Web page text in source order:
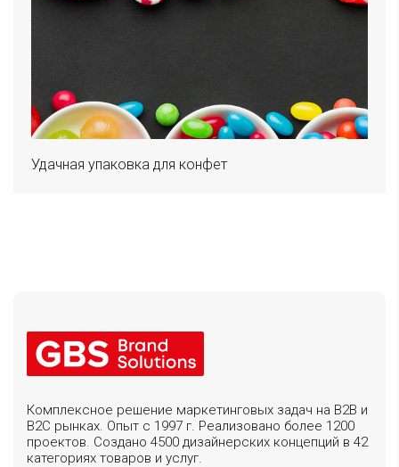
Удачная упаковка для конфет
Комплексное решение маркетинговых задач на B2B и
B2C рынках. Опыт с 1997 г. Реализовано более 1200
проектов. Создано 4500 дизайнерских концепций в 42
категориях товаров и услуг.